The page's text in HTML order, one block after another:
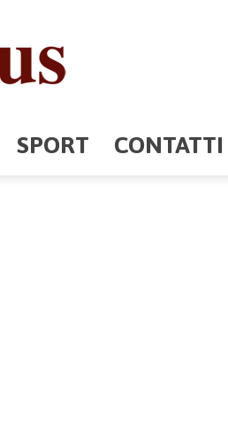
SPORT CONTATTI